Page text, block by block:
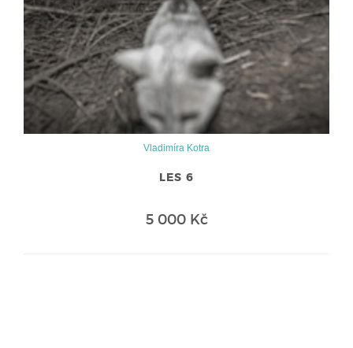
Vladimíra Kotra
LES 6
5 000 Kč